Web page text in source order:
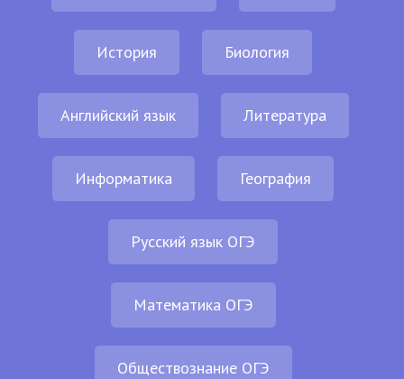
История Биология
Английский язык Литература
Информатика География
Русский язык ОГЭ
Математика ОГЭ
Обществознание ОГЭ